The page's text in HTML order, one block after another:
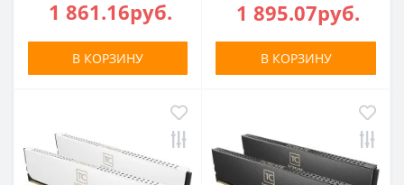
1 861.16руб.
В КОРЗИНУ
1 895.07руб.
В КОРЗИНУ